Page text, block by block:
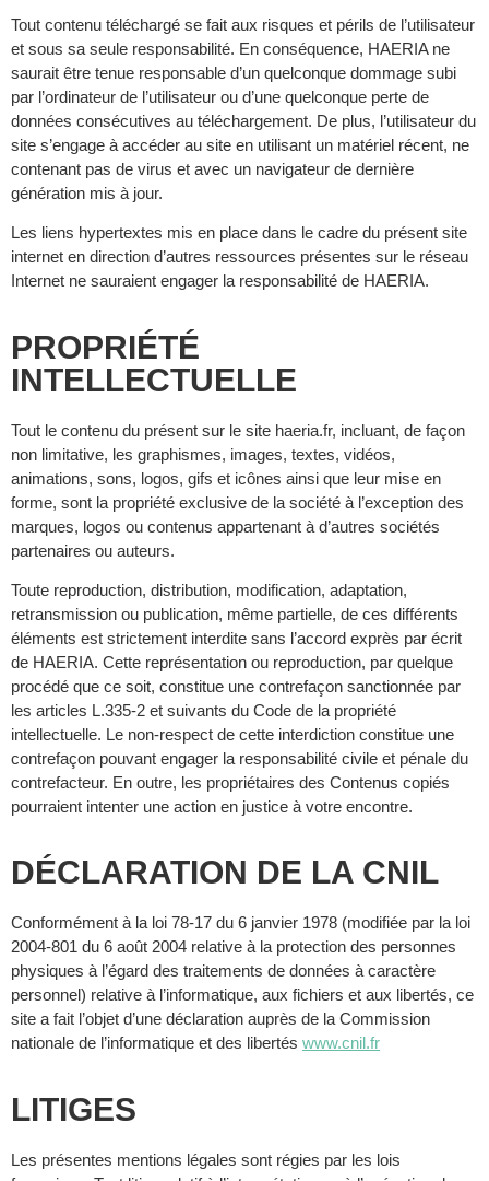
Tout contenu téléchargé se fait aux risques et périls de l’utilisateur
et sous sa seule responsabilité. En conséquence, HAERIA ne
saurait être tenue responsable d’un quelconque dommage subi
par l’ordinateur de l’utilisateur ou d’une quelconque perte de
données consécutives au téléchargement. De plus, l’utilisateur du
site s’engage à accéder au site en utilisant un matériel récent, ne
contenant pas de virus et avec un navigateur de dernière
génération mis à jour.
Les liens hypertextes mis en place dans le cadre du présent site
internet en direction d’autres ressources présentes sur le réseau
Internet ne sauraient engager la responsabilité de HAERIA.
PROPRIÉTÉ
INTELLECTUELLE
Tout le contenu du présent sur le site haeria.fr, incluant, de façon
non limitative, les graphismes, images, textes, vidéos,
animations, sons, logos, gifs et icônes ainsi que leur mise en
forme, sont la propriété exclusive de la société à l’exception des
marques, logos ou contenus appartenant à d’autres sociétés
partenaires ou auteurs.
Toute reproduction, distribution, modification, adaptation,
retransmission ou publication, même partielle, de ces différents
éléments est strictement interdite sans l’accord exprès par écrit
de HAERIA. Cette représentation ou reproduction, par quelque
procédé que ce soit, constitue une contrefaçon sanctionnée par
les articles L.335-2 et suivants du Code de la propriété
intellectuelle. Le non-respect de cette interdiction constitue une
contrefaçon pouvant engager la responsabilité civile et pénale du
contrefacteur. En outre, les propriétaires des Contenus copiés
pourraient intenter une action en justice à votre encontre.
DÉCLARATION DE LA CNIL
Conformément à la loi 78-17 du 6 janvier 1978 (modifiée par la loi
2004-801 du 6 août 2004 relative à la protection des personnes
physiques à l’égard des traitements de données à caractère
personnel) relative à l’informatique, aux fichiers et aux libertés, ce
site a fait l’objet d’une déclaration auprès de la Commission
nationale de l’informatique et des libertés www.cnil.fr
LITIGES
Les présentes mentions légales sont régies par les lois